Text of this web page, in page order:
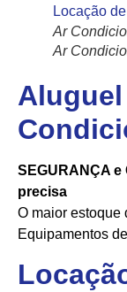
Ar
Ar
Aluguel
SEGURANÇA
precisa
O maior estoque
Equipamentos